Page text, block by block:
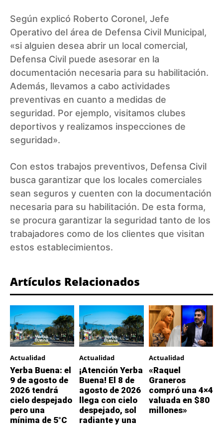
Según explicó Roberto Coronel, Jefe
Operativo del área de Defensa Civil Municipal,
«si alguien desea abrir un local comercial,
Defensa Civil puede asesorar en la
documentación necesaria para su habilitación.
Además, llevamos a cabo actividades
preventivas en cuanto a medidas de
seguridad. Por ejemplo, visitamos clubes
deportivos y realizamos inspecciones de
seguridad».
Con estos trabajos preventivos, Defensa Civil
busca garantizar que los locales comerciales
sean seguros y cuenten con la documentación
necesaria para su habilitación. De esta forma,
se procura garantizar la seguridad tanto de los
trabajadores como de los clientes que visitan
estos establecimientos.
Artículos Relacionados
Actualidad
Yerba Buena: el
9 de agosto de
2026 tendrá
cielo despejado
pero una
mínima de 5°C
Actualidad
¡Atención Yerba
Buena! El 8 de
agosto de 2026
llega con cielo
despejado, sol
radiante y una
Actualidad
«Raquel
Graneros
compró una 4×4
valuada en $80
millones»